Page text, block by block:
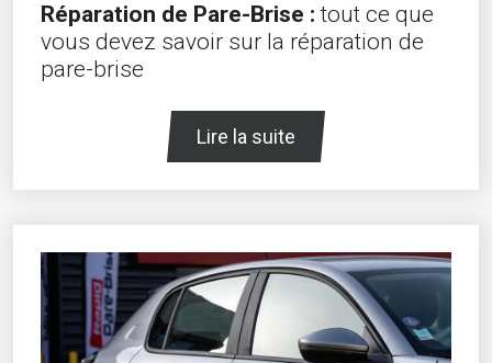
Réparation de Pare-Brise : tout ce que
vous devez savoir sur la réparation de
pare-brise
Lire la suite